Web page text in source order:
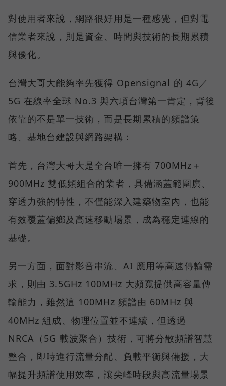
對使用者來說，網路很好用是一種感覺，但對電
信業者來說，則是資金、時間與技術的長期累積
與優化。
台灣大哥大能夠率先獲得 Opensignal 的 4G／
5G 在線率全球 No.3 與六項台灣第一肯定，背後
依靠的不是單一技術，而是長期累積的頻譜策
略、基地台建設與網路架構：
首先，台灣大哥大是全台唯一擁有 700MHz＋
900MHz 雙低頻組合的業者，具備涵蓋範圍廣、
穿透力強的特性，不僅能深入建築物室內，也能
有效覆蓋偏鄉及高速移動場景，成為穩定連線的
基礎。
另一方面，面對影音串流、AI 應用等高速傳輸需
求，則由 3.5GHz 100MHz 大頻寬提供高容量傳
輸能力，雖然這 100MHz 頻譜由 60MHz 與
40MHz 組成、物理位置並不連續，但透過
NRCA（5G 載波聚合）技術，可將分散頻譜智慧
整合，即時進行流量分配、負載平衡與備援，大
幅提升頻譜使用效率，讓尖峰時段與高流量場景